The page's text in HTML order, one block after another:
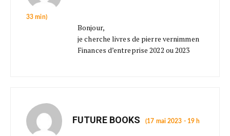
33 min)
Bonjour,
je cherche livres de pierre vernimmen
Finances d’entreprise 2022 ou 2023
FUTURE BOOKS (17 mai 2023 - 19 h